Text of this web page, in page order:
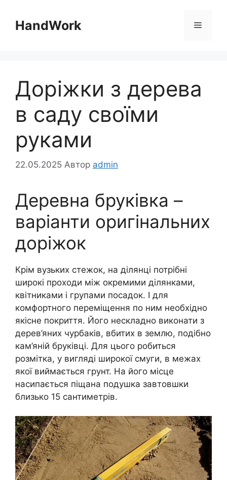
вмістуHandWork Меню
Доріжки з дерева
в саду своїми
руками
22.05.2025 Автор admin
Деревна бруківка –
варіанти оригінальних
доріжок
Крім вузьких стежок, на ділянці потрібні
широкі проходи між окремими ділянками,
квітниками і групами посадок. І для
комфортного переміщення по ним необхідно
якісне покриття. Його нескладно виконати з
дерев’яних чурбаків, вбитих в землю, подібно
кам’яній бруківці. Для цього робиться
розмітка, у вигляді широкої смуги, в межах
якої виймається грунт. На його місце
насипається піщана подушка завтовшки
близько 15 сантиметрів.